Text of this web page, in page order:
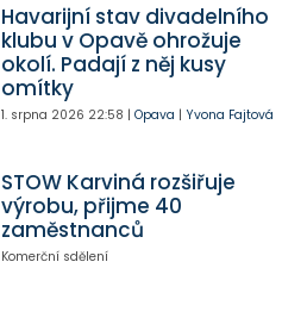
Havarijní stav divadelního
klubu v Opavě ohrožuje
okolí. Padají z něj kusy
omítky
1. srpna 2026 22:58 | Opava | Yvona Fajtová
STOW Karviná rozšiřuje
výrobu, přijme 40
zaměstnanců
Komerční sdělení